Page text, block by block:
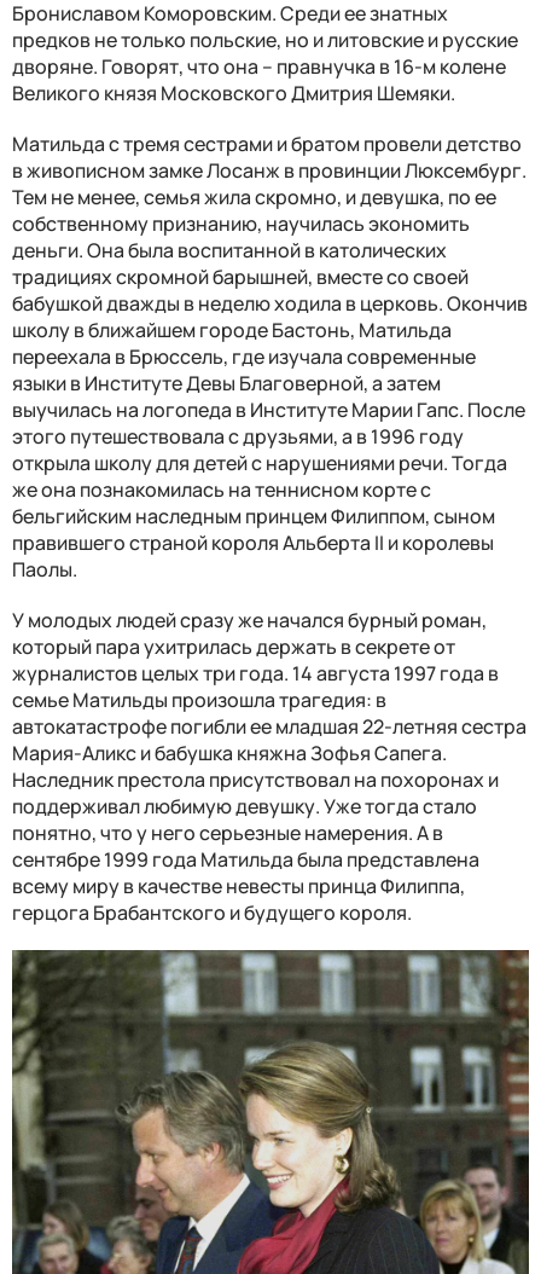
Брониславом Коморовским. Среди ее знатных
предков не только польские, но и литовские и русские
дворяне. Говорят, что она – правнучка в 16-м колене
Великого князя Московского Дмитрия Шемяки.
Матильда с тремя сестрами и братом провели детство
в живописном замке Лосанж в провинции Люксембург.
Тем не менее, семья жила скромно, и девушка, по ее
собственному признанию, научилась экономить
деньги. Она была воспитанной в католических
традициях скромной барышней, вместе со своей
бабушкой дважды в неделю ходила в церковь. Окончив
школу в ближайшем городе Бастонь, Матильда
переехала в Брюссель, где изучала современные
языки в Институте Девы Благоверной, а затем
выучилась на логопеда в Институте Марии Гапс. После
этого путешествовала с друзьями, а в 1996 году
открыла школу для детей с нарушениями речи. Тогда
же она познакомилась на теннисном корте с
бельгийским наследным принцем Филиппом, сыном
правившего страной короля Альберта II и королевы
Паолы.
У молодых людей сразу же начался бурный роман,
который пара ухитрилась держать в секрете от
журналистов целых три года. 14 августа 1997 года в
семье Матильды произошла трагедия: в
автокатастрофе погибли ее младшая 22-летняя сестра
Мария-Аликс и бабушка княжна Зофья Сапега.
Наследник престола присутствовал на похоронах и
поддерживал любимую девушку. Уже тогда стало
понятно, что у него серьезные намерения. А в
сентябре 1999 года Матильда была представлена
всему миру в качестве невесты принца Филиппа,
герцога Брабантского и будущего короля.